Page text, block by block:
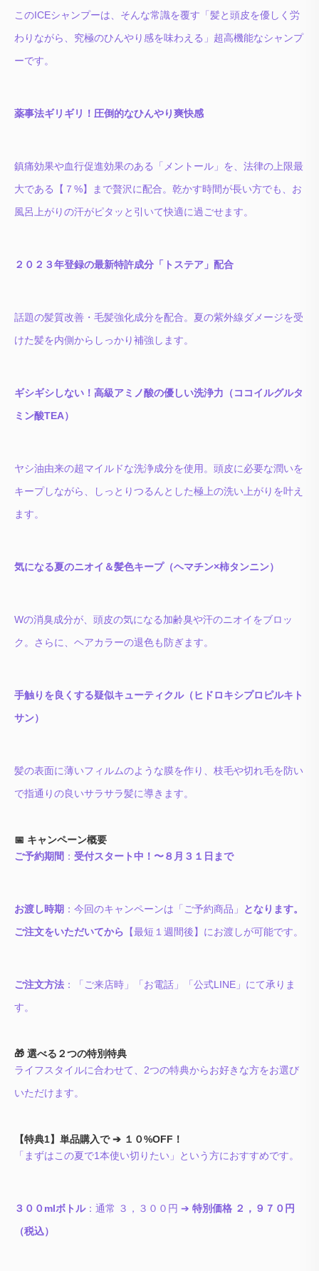
このICEシャンプーは、そんな常識を覆す「髪と頭皮を優しく労
わりながら、究極のひんやり感を味わえる」超高機能なシャンプ
ーです。
薬事法ギリギリ！圧倒的なひんやり爽快感
鎮痛効果や血行促進効果のある「メントール」を、法律の上限最
大である【７%】まで贅沢に配合。乾かす時間が長い方でも、お
風呂上がりの汗がピタッと引いて快適に過ごせます。
２０２３年登録の最新特許成分「トステア」配合
話題の髪質改善・毛髪強化成分を配合。夏の紫外線ダメージを受
けた髪を内側からしっかり補強します。
ギシギシしない！高級アミノ酸の優しい洗浄力（ココイルグルタ
ミン酸TEA）
ヤシ油由来の超マイルドな洗浄成分を使用。頭皮に必要な潤いを
キープしながら、しっとりつるんとした極上の洗い上がりを叶え
ます。
気になる夏のニオイ＆髪色キープ（ヘマチン×柿タンニン）
Wの消臭成分が、頭皮の気になる加齢臭や汗のニオイをブロッ
ク。さらに、ヘアカラーの退色も防ぎます。
手触りを良くする疑似キューティクル（ヒドロキシプロピルキト
サン）
髪の表面に薄いフィルムのような膜を作り、枝毛や切れ毛を防い
で指通りの良いサラサラ髪に導きます。
📅 キャンペーン概要
ご予約期間 ： 受付スタート中！〜８月３１日まで
お渡し時期 ：今回のキャンペーンは「ご予約商品」
となります。
ご注文をいただいてから 【最短１週間後】にお渡しが可能です。
ご注文方法 ：「ご来店時」「お電話」「公式LINE」にて承りま
す。
🎁 選べる２つの特別特典
ライフスタイルに合わせて、2つの特典からお好きな方をお選び
いただけます。
【特典1】単品購入で ➔ １０%OFF！
「まずはこの夏で1本使い切りたい」という方におすすめです。
３００mlボトル：通常 ３，３００円 ➔ 特別価格 ２，９７０円
（税込）